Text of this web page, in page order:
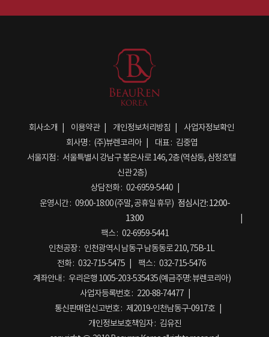
회사소개 이용약관 개인정보처리방침
사업자정보확인
회사명 : (주)뷰렌코리아 대표 : 김중엽
서울지점 : 서울특별시 강남구 봉은사로 146, 2층 (역삼동, 삼정호텔
신관 2층)
상담전화 : 02-6959-5440
운영시간 : 09:00-18:00 (주말, 공휴일 휴무) 점심시간:12:00-
13:00
팩스 : 02-6959-5441
인천공장 : 인천광역시 남동구 남동동로 210, 75B-1L
전화 : 032-715-5475 팩스 : 032-715-5476
계좌안내 : 우리은행 1005-203-535435 (예금주명: 뷰렌코리아)
사업자등록번호 : 220-88-74477
통신판매업신고번호 : 제2019-인천남동구-0917호
개인정보보호책임자 : 김유진